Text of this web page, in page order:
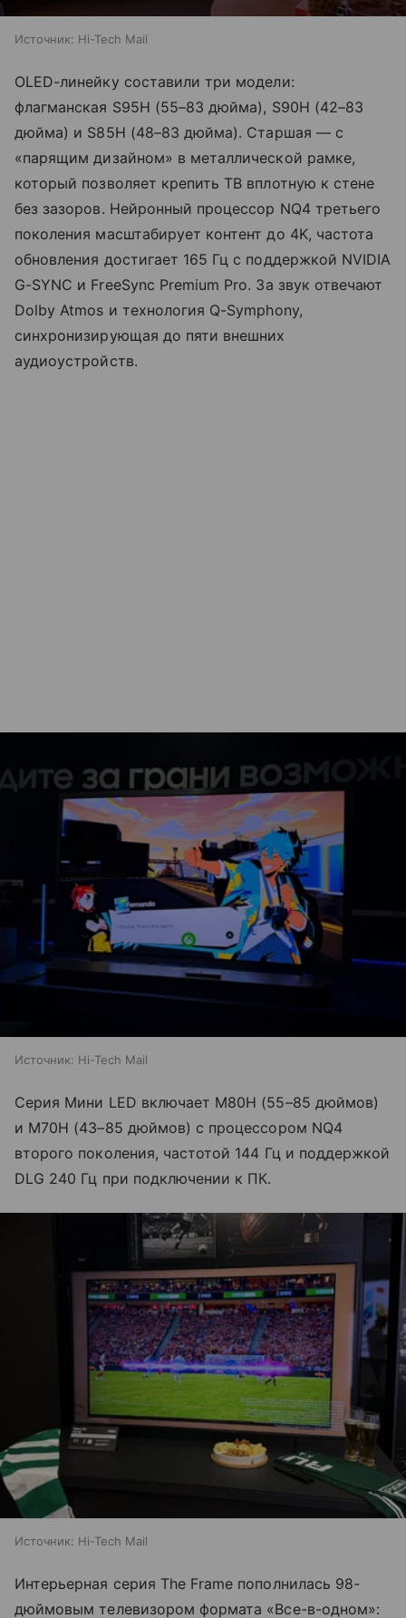
Источник: Hi-Tech Mail
OLED-линейку составили три модели:
флагманская S95H (55–83 дюйма), S90H (42–83
дюйма) и S85H (48–83 дюйма). Старшая — с
«парящим дизайном» в металлической рамке,
который позволяет крепить ТВ вплотную к стене
без зазоров. Нейронный процессор NQ4 третьего
поколения масштабирует контент до 4K, частота
обновления достигает 165 Гц с поддержкой NVIDIA
G-SYNC и FreeSync Premium Pro. За звук отвечают
Dolby Atmos и технология Q-Symphony,
синхронизирующая до пяти внешних
аудиоустройств.
Источник: Hi-Tech Mail
Серия Мини LED включает M80H (55–85 дюймов)
и M70H (43–85 дюймов) с процессором NQ4
второго поколения, частотой 144 Гц и поддержкой
DLG 240 Гц при подключении к ПК.
Источник: Hi-Tech Mail
Интерьерная серия The Frame пополнилась 98-
дюймовым телевизором формата «Все-в-одном»: